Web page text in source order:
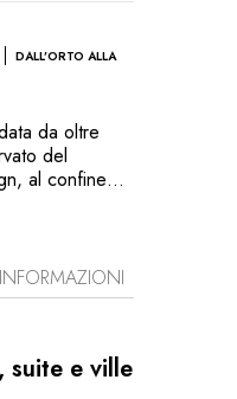
DALL’ORTO ALLA
da oltre
del
al confine
d’arte e
sul
prodotti di
suite e ville